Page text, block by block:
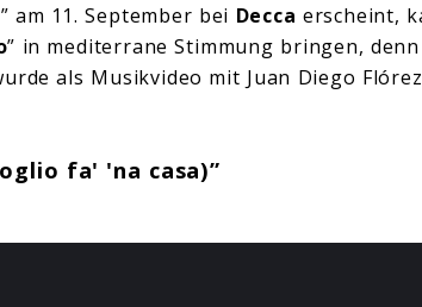
” am 11. September bei Decca erscheint,
” in mediterrane Stimmung bringen, denn
als Musikvideo mit Juan Diego
fa' 'na casa)”